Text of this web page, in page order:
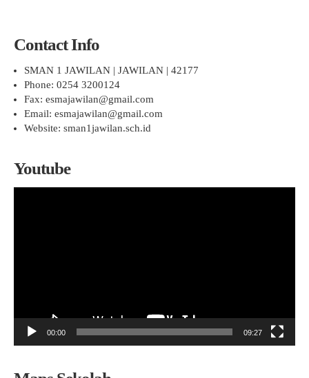
Contact Info
SMAN 1 JAWILAN | JAWILAN | 42177
Phone: 0254 3200124
Fax: esmajawilan@gmail.com
Email: esmajawilan@gmail.com
Website: sman1jawilan.sch.id
Youtube
00:00 09:27